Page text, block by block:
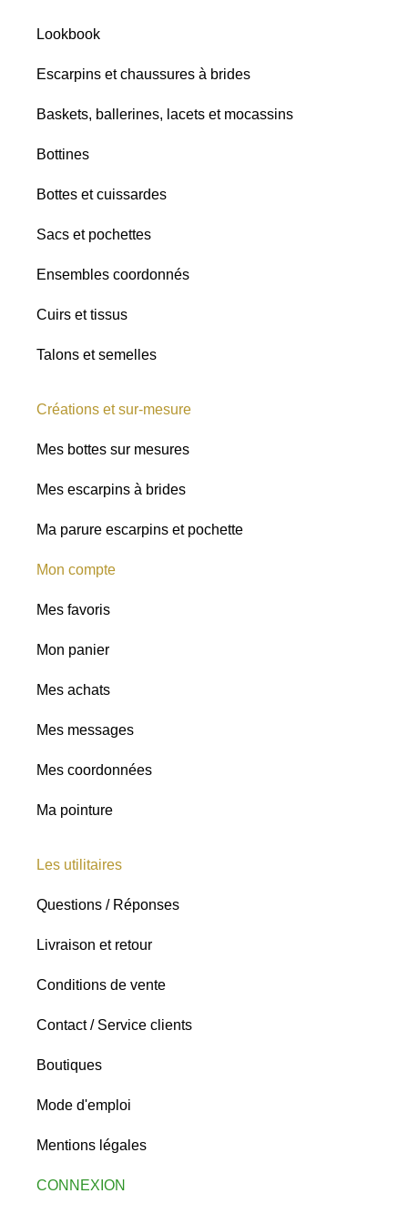
nuances
Lookbook
Escarpins et chaussures à brides
Baskets, ballerines, lacets et mocassins
Bottines
Bottes et cuissardes
Sacs et pochettes
Ensembles coordonnés
Cuirs et tissus
Talons et semelles
Créations et sur-mesure
Mes bottes sur mesures
Mes escarpins à brides
Ma parure escarpins et pochette
Mon compte
Mes favoris
Mon panier
Mes achats
Mes messages
Mes coordonnées
Ma pointure
Les utilitaires
Questions / Réponses
Livraison et retour
Conditions de vente
Contact / Service clients
Boutiques
Mode d'emploi
Mentions légales
CONNEXION